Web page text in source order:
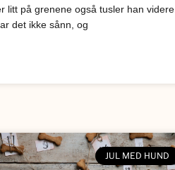
litt på grenene også tusler han videre.
det ikke sånn, og
JUL MED HUND